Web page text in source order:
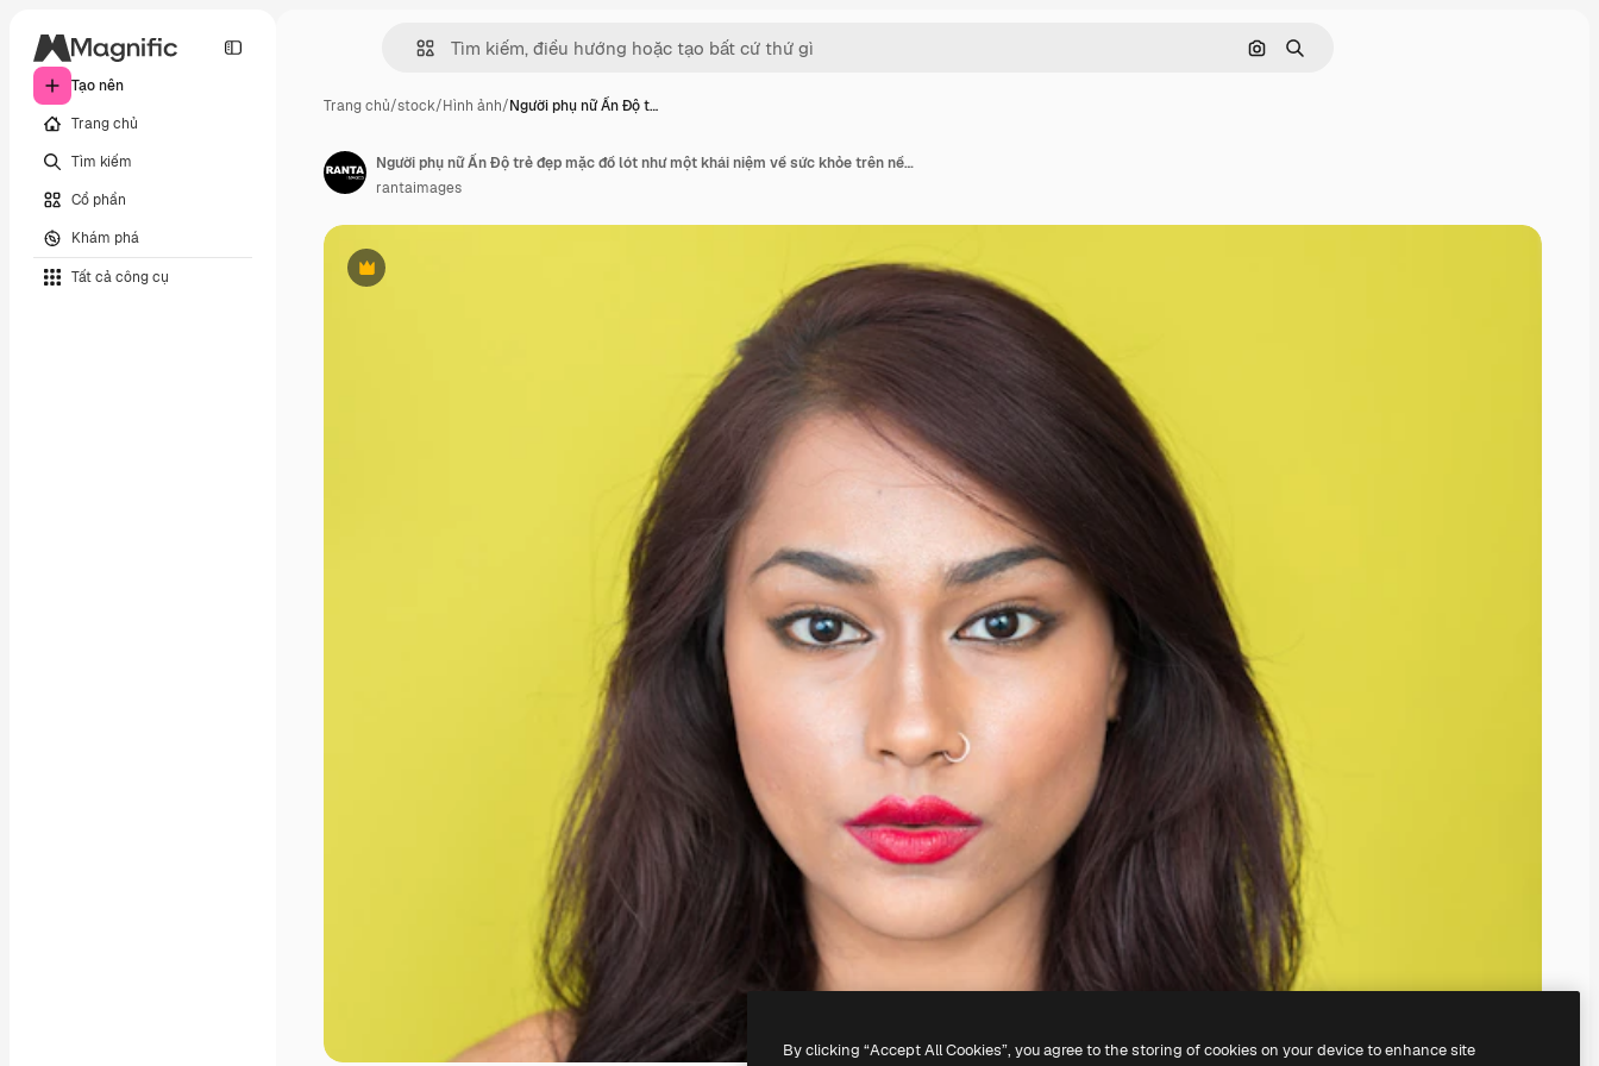
Tạo nên
Trang chủ
Tìm kiếm
Cổ phần
Khám phá
Tất cả công cụ
Tìm kiếm bằng hình ảnh
Tìm kiếm
Trang chủ/stock/Hình ảnh/Người phụ nữ Ấn Độ t…
Phần thưởng
Người phụ nữ Ấn Độ trẻ đẹp mặc đồ lót như một khái niệm về sức khỏe trên nền tường xanh
rantaimages
By clicking “Accept All Cookies”, you agree to the storing of cookies on your device to enhance site